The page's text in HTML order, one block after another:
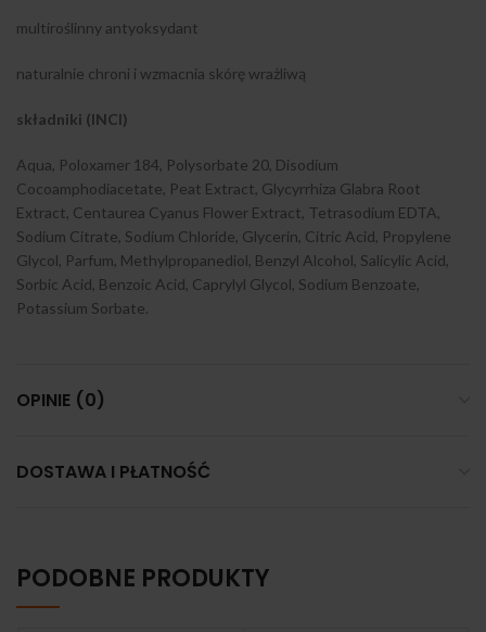
multiroślinny antyoksydant
naturalnie chroni i wzmacnia skórę wrażliwą
składniki (INCI)
Aqua, Poloxamer 184, Polysorbate 20, Disodium
Cocoamphodiacetate, Peat Extract, Glycyrrhiza Glabra Root
Extract, Centaurea Cyanus Flower Extract, Tetrasodium EDTA,
Sodium Citrate, Sodium Chloride, Glycerin, Citric Acid, Propylene
Glycol, Parfum, Methylpropanediol, Benzyl Alcohol, Salicylic Acid,
Sorbic Acid, Benzoic Acid, Caprylyl Glycol, Sodium Benzoate,
Potassium Sorbate.
OPINIE (0)
DOSTAWA I PŁATNOŚĆ
PODOBNE PRODUKTY